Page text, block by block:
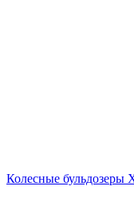
Колесные бульдозеры